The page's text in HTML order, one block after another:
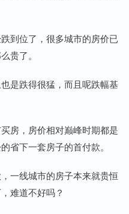
到位了，很多城市的房价已
贵了。
是跌得很猛，而且呢跌幅基
房，房价相对巅峰时期都是
省下一套房子的首付款。
一线城市的房子本来就贵恒
难道不好吗？